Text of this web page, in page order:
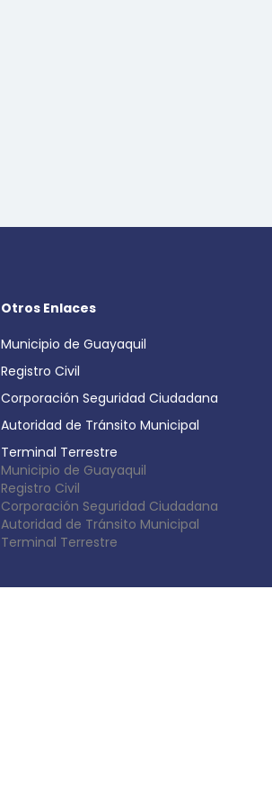
Otros Enlaces
Municipio de Guayaquil
Registro Civil
Corporación Seguridad Ciudadana
Autoridad de Tránsito Municipal
Terminal Terrestre
Municipio de Guayaquil
Registro Civil
Corporación Seguridad Ciudadana
Autoridad de Tránsito Municipal
Terminal Terrestre